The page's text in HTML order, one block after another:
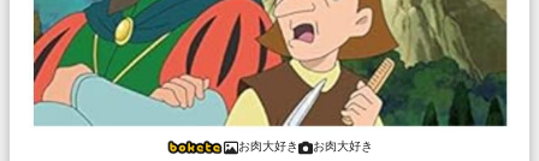
お肉大好き お肉大好き